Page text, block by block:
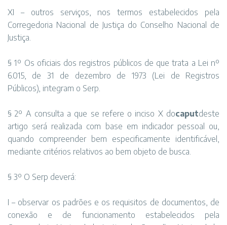
XI – outros serviços, nos termos estabelecidos pela
Corregedoria Nacional de Justiça do Conselho Nacional de
Justiça.
§ 1º Os oficiais dos registros públicos de que trata a Lei nº
6.015, de 31 de dezembro de 1973 (Lei de Registros
Públicos), integram o Serp.
§ 2º A consulta a que se refere o inciso X docaputdeste
artigo será realizada com base em indicador pessoal ou,
quando compreender bem especificamente identificável,
mediante critérios relativos ao bem objeto de busca.
§ 3º O Serp deverá:
I – observar os padrões e os requisitos de documentos, de
conexão e de funcionamento estabelecidos pela